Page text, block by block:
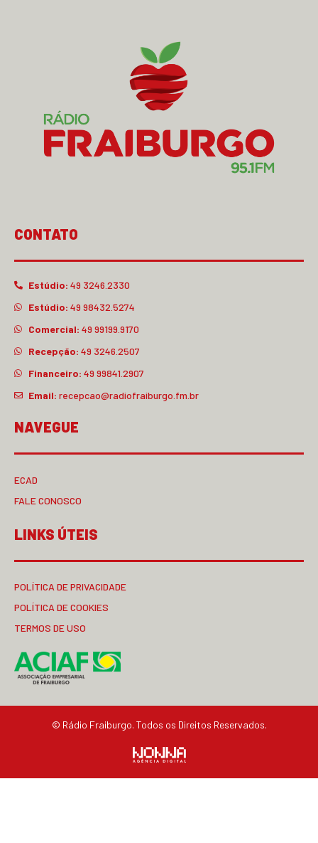
CONTATO
Estúdio: 49 3246.2330
Estúdio: 49 98432.5274
Comercial: 49 99199.9170
Recepção: 49 3246.2507
Financeiro: 49 99841.2907
Email: recepcao@radiofraiburgo.fm.br
NAVEGUE
ECAD
FALE CONOSCO
LINKS ÚTEIS
POLÍTICA DE PRIVACIDADE
POLÍTICA DE COOKIES
TERMOS DE USO
© Rádio Fraiburgo. Todos os Direitos Reservados.